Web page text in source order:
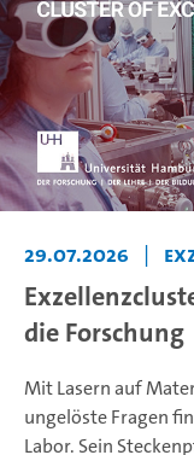
29.07.2026 |
die Forschung
Mit Lasern auf
ungelöste Fragen
Labor. Sein